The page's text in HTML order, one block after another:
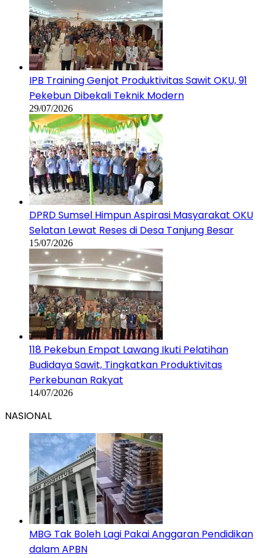
IPB Training Genjot Produktivitas Sawit OKU, 91
Pekebun Dibekali Teknik Modern
29/07/2026
DPRD Sumsel Himpun Aspirasi Masyarakat OKU
Selatan Lewat Reses di Desa Tanjung Besar
15/07/2026
118 Pekebun Empat Lawang Ikuti Pelatihan
Budidaya Sawit, Tingkatkan Produktivitas
Perkebunan Rakyat
14/07/2026
NASIONAL
MBG Tak Boleh Lagi Pakai Anggaran Pendidikan
dalam APBN